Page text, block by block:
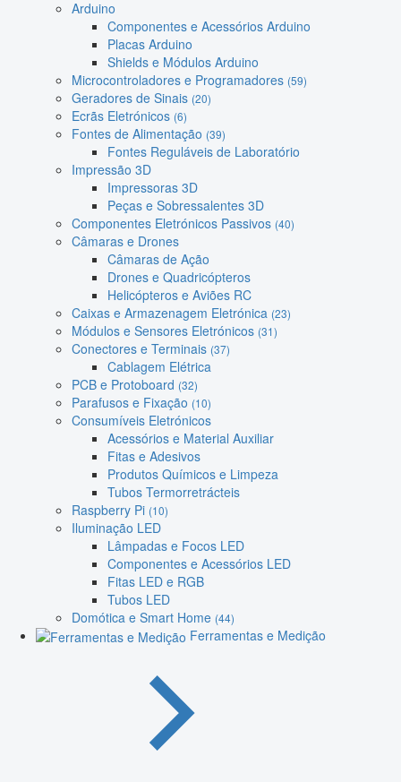
Arduino
Componentes e Acessórios Arduino
Placas Arduino
Shields e Módulos Arduino
Microcontroladores e Programadores (59)
Geradores de Sinais (20)
Ecrãs Eletrónicos (6)
Fontes de Alimentação (39)
Fontes Reguláveis de Laboratório
Impressão 3D
Impressoras 3D
Peças e Sobressalentes 3D
Componentes Eletrónicos Passivos (40)
Câmaras e Drones
Câmaras de Ação
Drones e Quadricópteros
Helicópteros e Aviões RC
Caixas e Armazenagem Eletrónica (23)
Módulos e Sensores Eletrónicos (31)
Conectores e Terminais (37)
Cablagem Elétrica
PCB e Protoboard (32)
Parafusos e Fixação (10)
Consumíveis Eletrónicos
Acessórios e Material Auxiliar
Fitas e Adesivos
Produtos Químicos e Limpeza
Tubos Termorretrácteis
Raspberry Pi (10)
Iluminação LED
Lâmpadas e Focos LED
Componentes e Acessórios LED
Fitas LED e RGB
Tubos LED
Domótica e Smart Home (44)
Ferramentas e Medição